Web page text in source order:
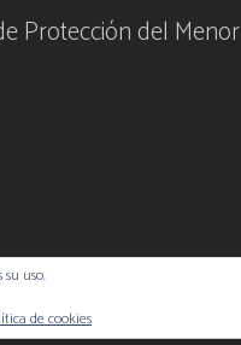
Protección del Menor
uso.
de cookies